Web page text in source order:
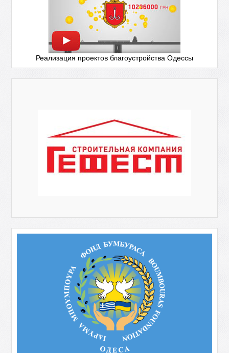
Реализация проектов благоустройства Одессы